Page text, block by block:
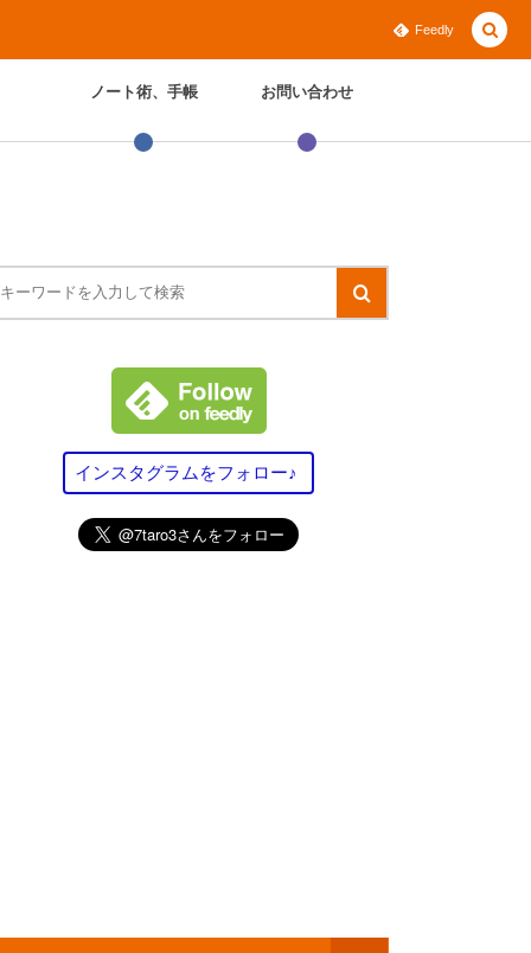
Feedly
ノート術、手帳 お問い合わせ
インスタグラムをフォロー♪